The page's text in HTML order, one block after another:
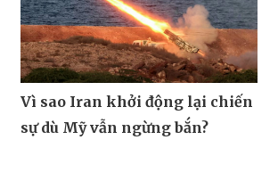
Vì sao Iran khởi động lại chiến
sự dù Mỹ vẫn ngừng bắn?